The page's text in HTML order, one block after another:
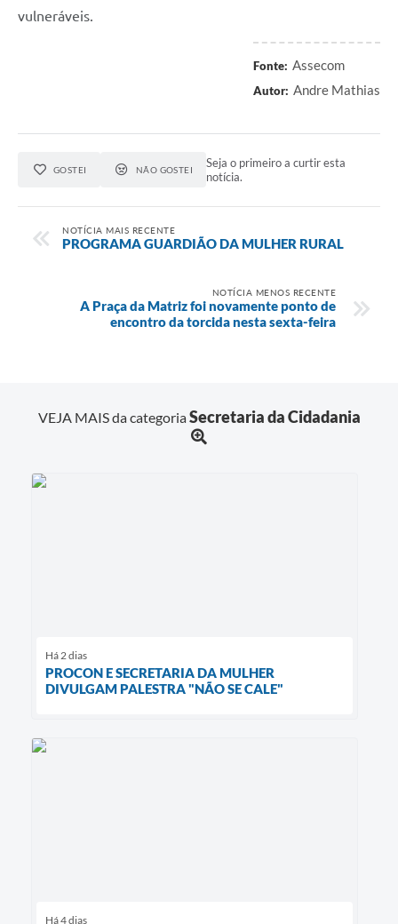
vulneráveis.
Fonte: Assecom
Autor: Andre Mathias
GOSTEI NÃO GOSTEI
Seja o primeiro a curtir esta
notícia.
NOTÍCIA MAIS RECENTE
PROGRAMA GUARDIÃO DA MULHER RURAL
NOTÍCIA MENOS RECENTE
A Praça da Matriz foi novamente ponto de
encontro da torcida nesta sexta-feira
VEJA MAIS da categoriaSecretaria da Cidadania
Há 2 dias
PROCON E SECRETARIA DA MULHER
DIVULGAM PALESTRA "NÃO SE CALE"
Há 4 dias